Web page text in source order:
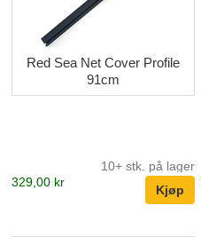
Red Sea Net Cover Profile
91cm
10+ stk. på lager
329,00 kr